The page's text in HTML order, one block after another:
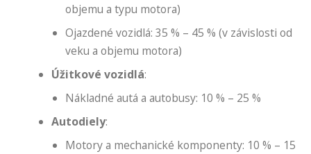
objemu a typu motora)
Ojazdené vozidlá: 35 % – 45 % (v závislosti od
veku a objemu motora)
Úžitkové vozidlá:
Nákladné autá a autobusy: 10 % – 25 %
Autodiely:
Motory a mechanické komponenty: 10 % – 15